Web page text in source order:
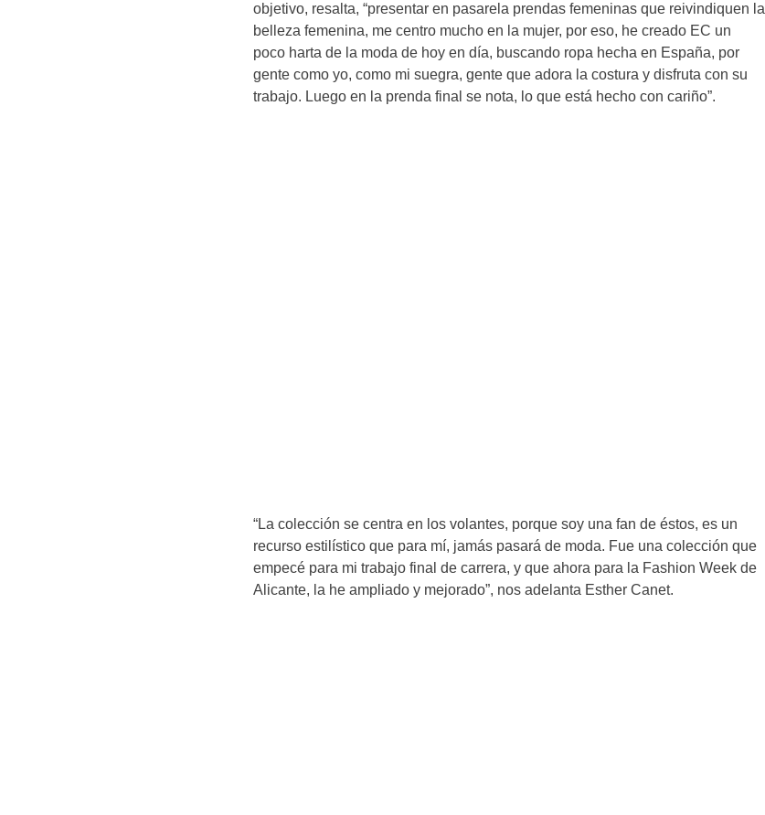
objetivo, resalta, “presentar en pasarela prendas femeninas que reivindiquen la
belleza femenina, me centro mucho en la mujer, por eso, he creado EC un
poco harta de la moda de hoy en día, buscando ropa hecha en España, por
gente como yo, como mi suegra, gente que adora la costura y disfruta con su
trabajo. Luego en la prenda final se nota, lo que está hecho con cariño”.
“La colección se centra en los volantes, porque soy una fan de éstos, es un
recurso estilístico que para mí, jamás pasará de moda. Fue una colección que
empecé para mi trabajo final de carrera, y que ahora para la Fashion Week de
Alicante, la he ampliado y mejorado”, nos adelanta Esther Canet.